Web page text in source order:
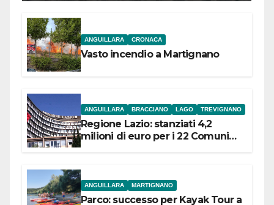
ANGUILLARA CRONACA
Vasto incendio a Martignano
ANGUILLARA BRACCIANO LAGO TREVIGNANO
Regione Lazio: stanziati 4,2
milioni di euro per i 22 Comuni
ANGUILLARA MARTIGNANO
Parco: successo per Kayak Tour a